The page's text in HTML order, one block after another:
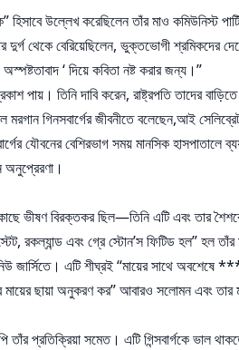
হিসাবে উল্লেখ করেছিলেন তাঁর মাও কমিউনিস্ট
থেকে বেরিয়েছিলেন, ভুক্তভোগী শ্রমিকদের
‘ দিয়ে কবিতা নষ্ট করার জন্য।”
পায়। তিনি দাবি করেন, রাষ্ট্রপতি তাদের
গিনসবার্গের জীবনীতে বলেছেন,আই
যৌবনের বেশিরভাগ সময় মানসিক
অনুপ্রেরণা।
ভীষণ বিরক্তকর ছিল—তিনি এটি এবং তার
রকল্যান্ড এবং গ্রে স্টোন’স ফিটিড হল” হল
জার্সিতে। এটি শীঘ্রই “মায়ের সাথে
ছায়া অনুকরণ কর” আবারও সলোমন এবং তার
প্রতিক্রিয়া সমেত। এটি গিন্সবার্গকে ভাল